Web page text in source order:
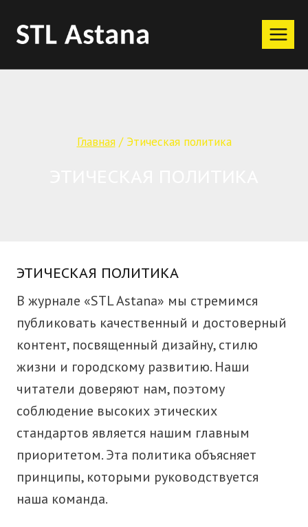
Главная / Этическая политика
ЭТИЧЕСКАЯ ПОЛИТИКА
В журнале «STL Astana» мы стремимся
публиковать качественный и достоверный
контент, посвященный дизайну, стилю
жизни и городскому развитию. Наши
читатели доверяют нам, поэтому
соблюдение высоких этических
стандартов является нашим главным
приоритетом. Эта политика объясняет
принципы, которыми руководствуется
наша команда.